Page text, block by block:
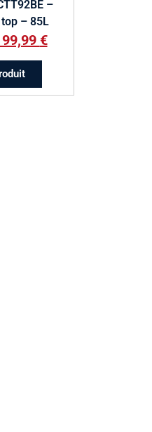
–
– 85L
€